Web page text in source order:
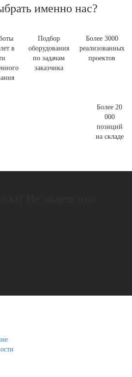
именно нас?
в
Подбор
оборудования
по задачам
заказчика
Более 3000
реализованных
проектов
Более 20
000
позиций
на складе